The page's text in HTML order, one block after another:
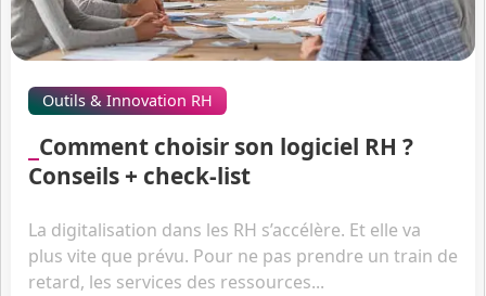
Outils & Innovation RH
Comment choisir son logiciel RH ?
Conseils + check-list
La digitalisation dans les RH s’accélère. Et elle va
plus vite que prévu. Pour ne pas prendre un train de
retard, les services des ressources...